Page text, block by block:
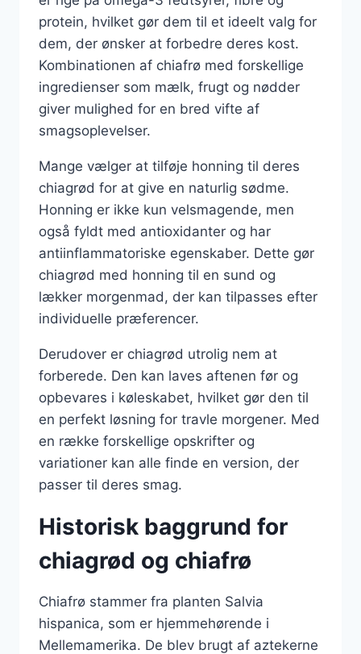
protein, hvilket gør dem til et ideelt valg for
dem, der ønsker at forbedre deres kost.
Kombinationen af chiafrø med forskellige
ingredienser som mælk, frugt og nødder
giver mulighed for en bred vifte af
smagsoplevelser.
Mange vælger at tilføje honning til deres
chiagrød for at give en naturlig sødme.
Honning er ikke kun velsmagende, men
også fyldt med antioxidanter og har
antiinflammatoriske egenskaber. Dette gør
chiagrød med honning til en sund og
lækker morgenmad, der kan tilpasses efter
individuelle præferencer.
Derudover er chiagrød utrolig nem at
forberede. Den kan laves aftenen før og
opbevares i køleskabet, hvilket gør den til
en perfekt løsning for travle morgener. Med
en række forskellige opskrifter og
variationer kan alle finde en version, der
passer til deres smag.
Historisk baggrund for
chiagrød og chiafrø
Chiafrø stammer fra planten Salvia
hispanica, som er hjemmehørende i
Mellemamerika. De blev brugt af aztekerne